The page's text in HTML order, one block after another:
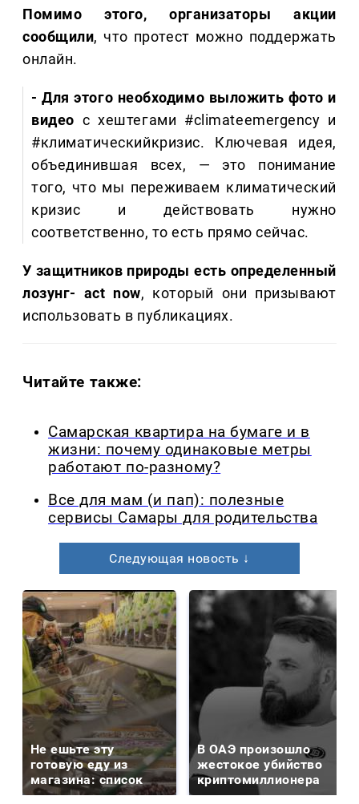
Помимо этого, организаторы акции
сообщили, что протест можно поддержать
онлайн.
- Для этого необходимо выложить фото и
видео с хештегами #climateemergency и
#климатическийкризис. Ключевая идея,
объединившая всех, — это понимание
того, что мы переживаем климатический
кризис и действовать нужно
соответственно, то есть прямо сейчас.
У защитников природы есть определенный
лозунг- act now, который они призывают
использовать в публикациях.
Читайте также:
Самарская квартира на бумаге и в
жизни: почему одинаковые метры
работают по-разному?
Все для мам (и пап): полезные
сервисы Самары для родительства
Следующая новость ↓
Не ешьте эту
готовую еду из
магазина: список
В ОАЭ произошло
жестокое убийство
криптомиллионера